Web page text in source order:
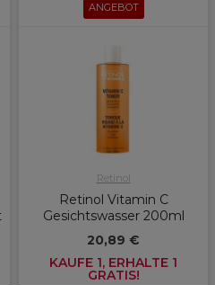
ANGEBOT
Retinol
Retinol Vitamin C
Gesichtswasser 200ml
20,89 €
KAUFE 1, ERHALTE 1
GRATIS!